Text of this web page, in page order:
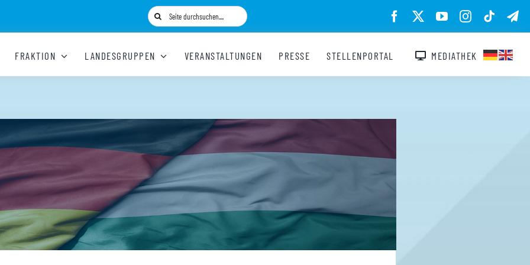
Suche
nach:
FRAKTION LANDESGRUPPEN VERANSTALTUNGEN PRESSE STELLENPORTAL MEDIATHEK